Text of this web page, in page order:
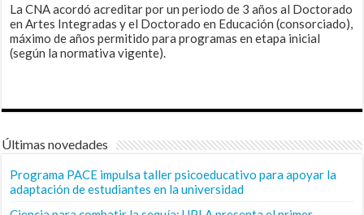
La CNA acordó acreditar por un periodo de 3 años al Doctorado
en Artes Integradas y el Doctorado en Educación (consorciado),
máximo de años permitido para programas en etapa inicial
(según la normativa vigente).
Últimas novedades
Programa PACE impulsa taller psicoeducativo para apoyar la
adaptación de estudiantes en la universidad